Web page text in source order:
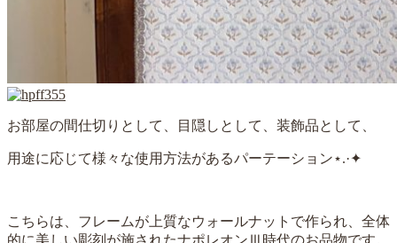
お部屋の間仕切りとして、目隠しとして、装飾品として、
用途に応じて様々な使用方法があるパーテーション⋆.·✦
こちらは、フレームが上質なウォールナットで作られ、全体
的に美しい彫刻が施されたナポレオンⅢ時代のお品物です。